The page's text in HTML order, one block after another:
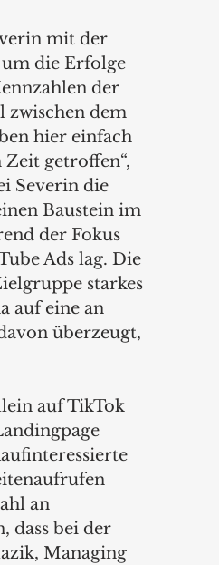
mit der
um die Erfolge
der
zwischen dem
hier einfach
getroffen“,
Severin die
Baustein im
der Fokus
Ads lag. Die
starkes
auf eine an
überzeugt,
auf TikTok
an
dass bei der
Managing